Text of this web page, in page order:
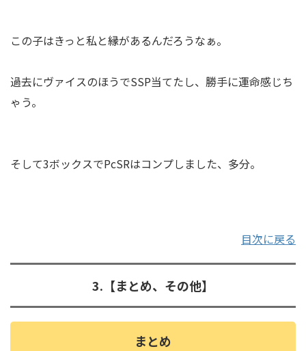
この子はきっと私と縁があるんだろうなぁ。
過去にヴァイスのほうでSSP当てたし、勝手に運命感じち
ゃう。
そして3ボックスでPcSRはコンプしました、多分。
目次に戻る
3.【まとめ、その他】
まとめ